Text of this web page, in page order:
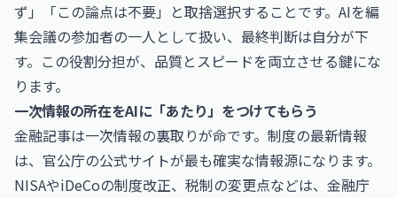
ず」「この論点は不要」と取捨選択することです。AIを編
集会議の参加者の一人として扱い、最終判断は自分が下
す。この役割分担が、品質とスピードを両立させる鍵にな
ります。
一次情報の所在をAIに「あたり」をつけてもらう
金融記事は一次情報の裏取りが命です。制度の最新情報
は、官公庁の公式サイトが最も確実な情報源になります。
NISAやiDeCoの制度改正、税制の変更点などは、金融庁